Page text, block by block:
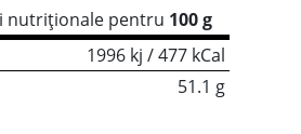
nutriționale pentru 100 g
1996 kj / 477 kCal
51.1 g